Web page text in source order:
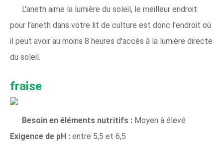
L'aneth aime la lumière du soleil, le meilleur endroit
pour l'aneth dans votre lit de culture est donc l'endroit où
il peut avoir au moins 8 heures d'accès à la lumière directe
du soleil.
fraise
Besoin en éléments nutritifs : Moyen à élevé
Exigence de pH : entre 5,5 et 6,5